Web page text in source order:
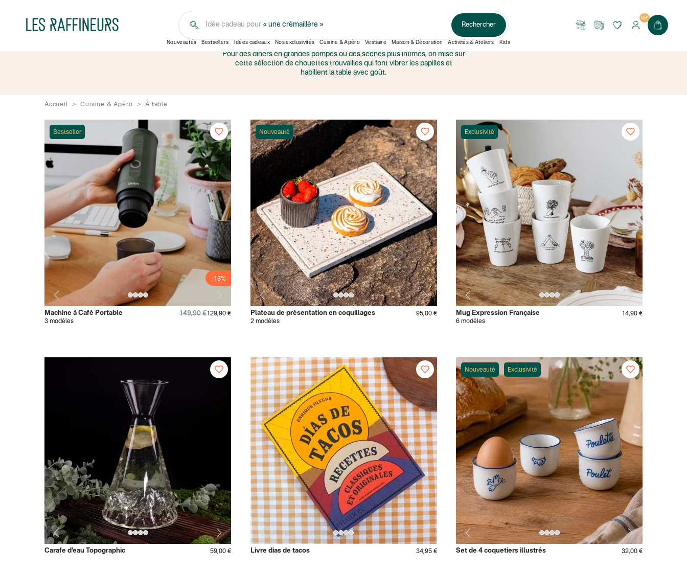
Idée cadeau pour « une crémaillère » Rechercher
Nos
Le
10€
Nouveautés Bestsellers Idées cadeaux Nos exclusivités Cuisine & Apéro Vestiaire Maison & Décoration Activités & Ateliers Kids
À TABLE
Pour des dîners en grandes pompes ou des scènes plus intimes, on mise sur
cette sélection de chouettes trouvailles qui font vibrer les papilles et
habillent la table avec goût.
Accueil Cuisine & Apéro À table
Bestseller
-13%
Machine à Café Portable 149,90 €129,90 €
3 modèles
Nouveauté
Plateau de présentation en coquillages
95,00 €
2 modèles
Exclusivité
Mug Expression Française
14,90 €
6 modèles
Carafe d’eau Topographic 59,00 € Livre dias de tacos 34,95 €
Nouveauté Exclusivité
Set de 4 coquetiers illustrés 32,00 €